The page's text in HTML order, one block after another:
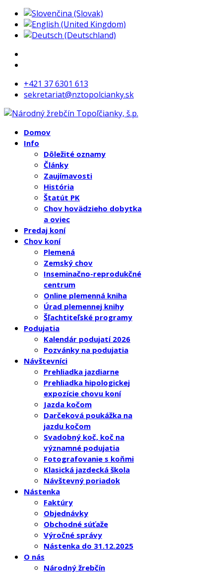
+421 37 6301 613
sekretariat@nztopolcianky.sk
Domov
Info
Dôležité oznamy
Články
Zaujímavosti
História
Štatút PK
Chov hovädzieho dobytka
a oviec
Predaj koní
Chov koní
Plemená
Zemský chov
Inseminačno-reprodukčné
centrum
Online plemenná kniha
Úrad plemennej knihy
Šľachtiteľské programy
Podujatia
Kalendár podujatí 2026
Pozvánky na podujatia
Návštevníci
Prehliadka jazdiarne
Prehliadka hipologickej
expozície chovu koní
Jazda kočom
Darčeková poukážka na
jazdu kočom
Svadobný koč, koč na
významné podujatia
Fotografovanie s koňmi
Klasická jazdecká škola
Návštevný poriadok
Nástenka
Faktúry
Objednávky
Obchodné súťaže
Výročné správy
Nástenka do 31.12.2025
O nás
Národný žrebčín